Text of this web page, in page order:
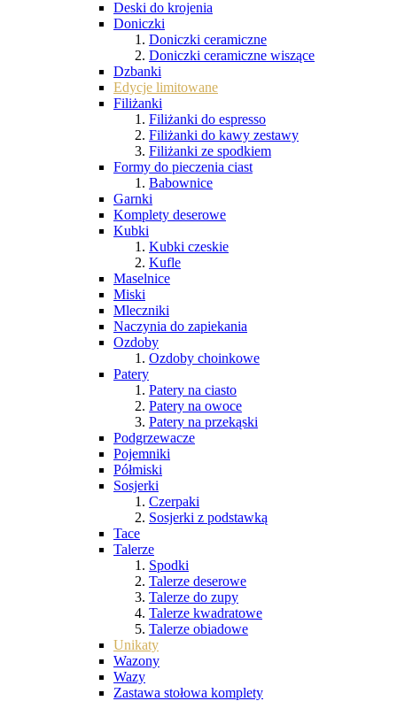
Deski do krojenia
Doniczki
Doniczki ceramiczne
Doniczki ceramiczne wiszące
Dzbanki
Edycje limitowane
Filiżanki
Filiżanki do espresso
Filiżanki do kawy zestawy
Filiżanki ze spodkiem
Formy do pieczenia ciast
Babownice
Garnki
Komplety deserowe
Kubki
Kubki czeskie
Kufle
Maselnice
Miski
Mleczniki
Naczynia do zapiekania
Ozdoby
Ozdoby choinkowe
Patery
Patery na ciasto
Patery na owoce
Patery na przekąski
Podgrzewacze
Pojemniki
Półmiski
Sosjerki
Czerpaki
Sosjerki z podstawką
Tace
Talerze
Spodki
Talerze deserowe
Talerze do zupy
Talerze kwadratowe
Talerze obiadowe
Unikaty
Wazony
Wazy
Zastawa stołowa komplety